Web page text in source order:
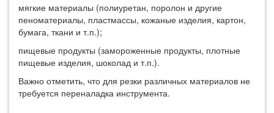
мягкие материалы (полиуретан, поролон и другие
пеноматериалы, пластмассы, кожаные изделия, картон,
бумага, ткани и т.п.);
пищевые продукты (замороженные продукты, плотные
пищевые изделия, шоколад и т.п.).
Важно отметить, что для резки различных материалов не
требуется переналадка инструмента.